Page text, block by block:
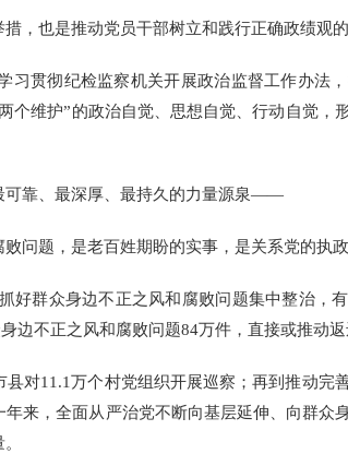
也是推动党员干部树立和践行正确政绩观的
贯彻纪检监察机关开展政治监督工作办法
个维护”的政治自觉、思想自觉、行动自觉，
靠、最深厚、最持久的力量源泉——
题，是老百姓期盼的实事，是关系党的执政
群众身边不正之风和腐败问题集中整治，
边不正之风和腐败问题84万件，直接或推动返
11.1万个村党组织开展巡察；再到推动完
来，全面从严治党不断向基层延伸、向群众